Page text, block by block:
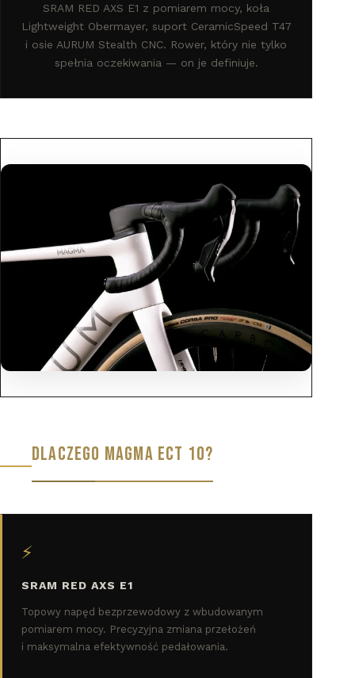
SRAM RED AXS E1 z pomiarem mocy, koła
Lightweight Obermayer, suport CeramicSpeed T47
i osie AURUM Stealth CNC. Rower, który nie tylko
spełnia oczekiwania — on je definiuje.
DLACZEGO MAGMA ECT 10?
⚡
SRAM RED AXS E1
Topowy napęd bezprzewodowy z wbudowanym
pomiarem mocy. Precyzyjna zmiana przełożeń
i maksymalna efektywność pedałowania.